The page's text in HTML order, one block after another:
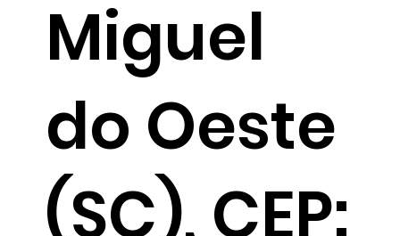
Miguel
do Oeste
(SC), CEP: